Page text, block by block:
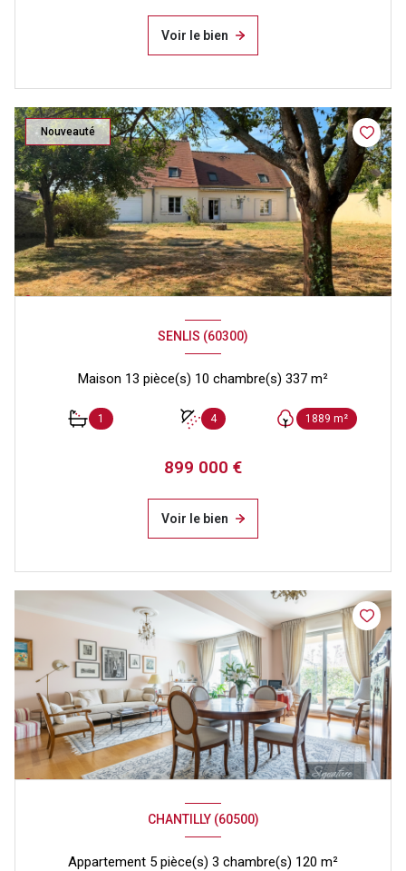
Voir le bien
Nouveauté
SENLIS (60300)
Maison 13 pièce(s) 10 chambre(s) 337 m²
1 4 1889 m²
899 000 €
Voir le bien
CHANTILLY (60500)
Appartement 5 pièce(s) 3 chambre(s) 120 m²